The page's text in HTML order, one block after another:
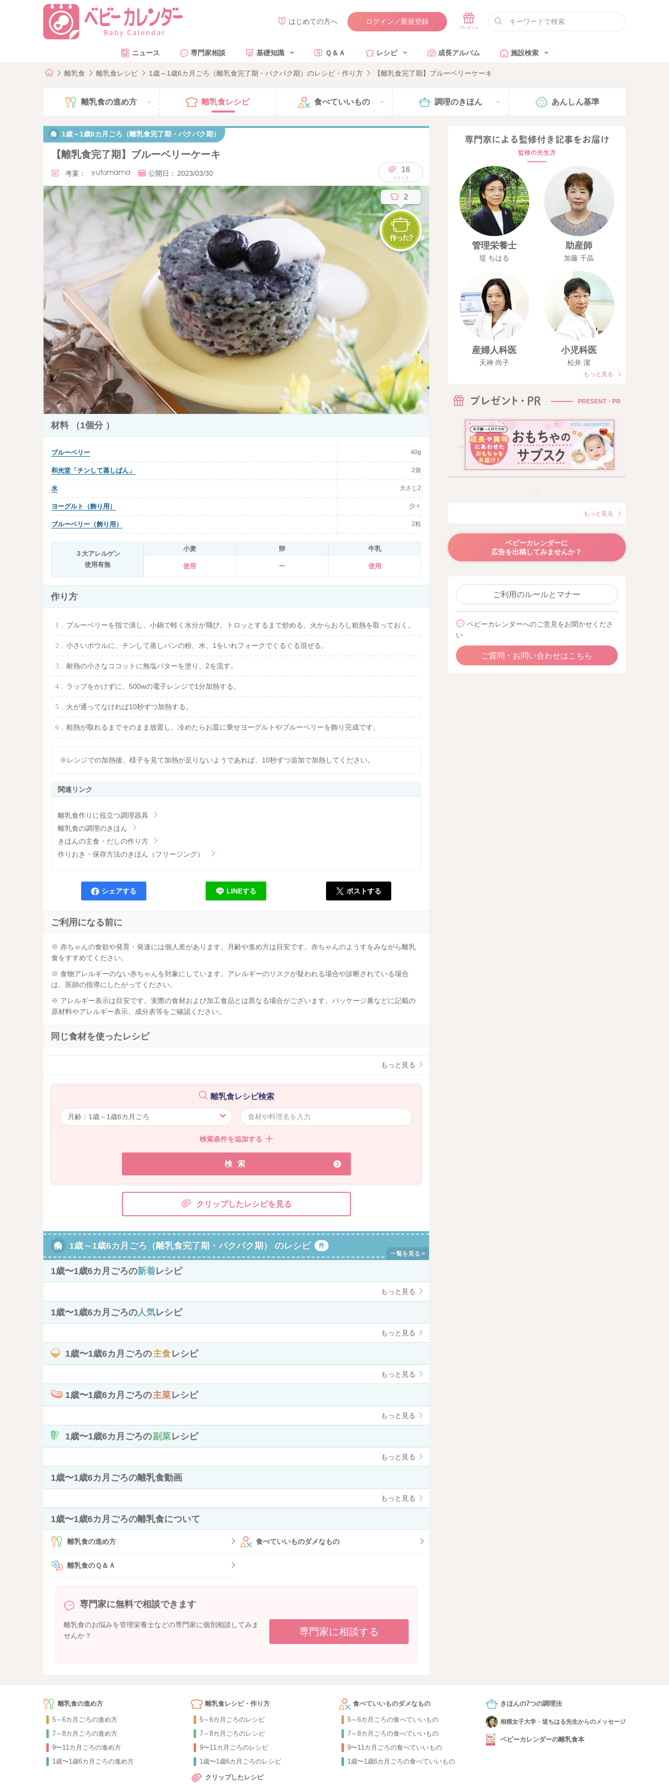
はじめての方へ ログイン／新規登録
ニュース 専門家相談 基礎知識 Ｑ＆Ａ レシピ 成長アルバム 施設検索
離乳食 離乳食レシピ 1歳～1歳6カ月ごろ（離乳食完了期・パクパク期）のレシピ・作り方 【離乳食完了期】ブルーベリーケーキ
離乳食の進め方 離乳食レシピ 食べていいもの 調理のきほん あんしん基準
1歳～1歳6カ月ごろ（離乳食完了期・パクパク期）
【離乳食完了期】ブルーベリーケーキ
考案： yutomama 公開日： 2023/03/30 16
2
材料 （1個分 ）
ブルーベリー 40g
和光堂「チンして蒸しぱん」 2袋
水 大さじ2
ヨーグルト（飾り用） 少々
ブルーベリー（飾り用） 2粒
３大アレルゲン
使用有無
小麦 卵 牛乳
使用 ー 使用
作り方
ブルーベリーを指で潰し、小鍋で軽く水分が飛び、トロッとするまで炒める。火からおろし粗熱を取っておく。
小さいボウルに、チンして蒸しパンの粉、水、1をいれフォークでぐるぐる混ぜる。
耐熱の小さなココットに無塩バターを塗り、2を流す。
ラップをかけずに、500wの電子レンジで1分加熱する。
火が通ってなければ10秒ずつ加熱する。
粗熱が取れるまでそのまま放置し、冷めたらお皿に乗せヨーグルトやブルーベリーを飾り完成です。
※レンジでの加熱後、様子を見て加熱が足りないようであれば、10秒ずつ追加で加熱してください。
離乳食作りに役立つ調理器具
離乳食の調理のきほん
きほんの主食・だしの作り方
作りおき・保存方法のきほん（フリージング）
シェアする LINEする ポストする
ご利用になる前に
※ 赤ちゃんの食欲や発育・発達には個人差があります。月齢や進め方は目安です。赤ちゃんのようすをみながら離乳
食をすすめてください。
※ 食物アレルギーのない赤ちゃんを対象にしています。アレルギーのリスクが疑われる場合や診断されている場合
は、医師の指導にしたがってください。
※ アレルギー表示は目安です。実際の食材および加工食品とは異なる場合がございます。パッケージ裏などに記載の
原材料やアレルギー表示、成分表等をご確認ください。
同じ食材を使ったレシピ
もっと見る
離乳食レシピ検索
検索条件を追加する
検索
クリップしたレシピを見る
1歳～1歳6カ月ごろ（離乳食完了期・パクパク期） のレシピ 件
1歳〜1歳6カ月ごろの新着レシピ
もっと見る
1歳〜1歳6カ月ごろの人気レシピ
もっと見る
1歳〜1歳6カ月ごろの主食レシピ
もっと見る
1歳〜1歳6カ月ごろの主菜レシピ
もっと見る
1歳〜1歳6カ月ごろの副菜レシピ
もっと見る
1歳〜1歳6カ月ごろの離乳食動画
もっと見る
1歳〜1歳6カ月ごろの離乳食について
離乳食の進め方 食べていいものダメなもの
離乳食のＱ＆Ａ
専門家に無料で相談できます
離乳食のお悩みを管理栄養士などの専門家に個別相談してみま
せんか？
専門家に相談する
管理栄養士
堤 ちはる
助産師
加藤 千晶
産婦人科医
天神 尚子
小児科医
松井 潔
もっと見る
PRESENT・PR
もっと見る
ベビーカレンダーに
広告を出稿してみませんか？
ご利用のルールとマナー
ベビーカレンダーへのご意見をお聞かせくださ
い
ご質問・お問い合わせはこちら
離乳食の進め方
5～6カ月ごろの進め方
7～8カ月ごろの進め方
9〜11カ月ごろの進め方
1歳〜1歳6カ月ごろの進め方
離乳食レシピ・作り方
5～6カ月ごろのレシピ
7～8カ月ごろのレシピ
9〜11カ月ごろのレシピ
1歳〜1歳6カ月ごろのレシピ
クリップしたレシピ
食べていいものダメなもの
5～6カ月ごろの食べていいもの
7～8カ月ごろの食べていいもの
9〜11カ月ごろの食べていいもの
1歳〜1歳6カ月ごろの食べていいもの
きほんの7つの調理法
相模女子大学・堤ちはる先生からのメッセージ
ベビーカレンダーの離乳食本